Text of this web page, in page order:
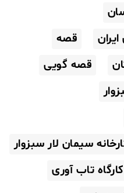
قصه
قصه گویی
سیمان لار سبزوار
کارگاه تاب آوری